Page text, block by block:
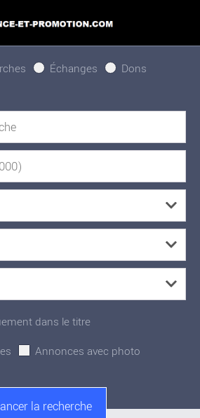
Échanges
Dons
dans le titre
Annonces avec photo